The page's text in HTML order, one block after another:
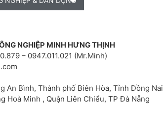
NGHIỆP MINH HƯNG THỊNH
– 0947.011.021 (Mr.Minh)
An Bình, Thành phố Biên Hòa, Tỉnh Đồng Nai
Hoà Minh , Quận Liên Chiểu, TP Đà Nẵng